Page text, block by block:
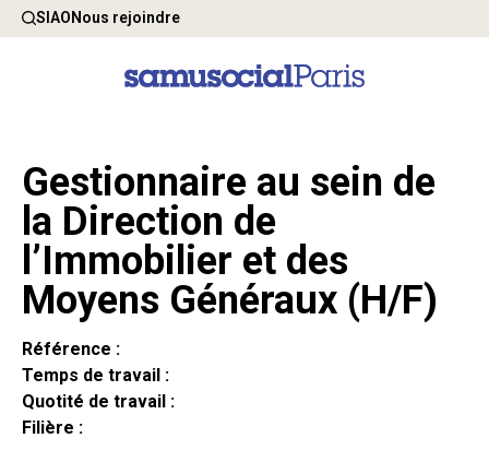
SIAONous rejoindre
Gestionnaire au sein de
la Direction de
l’Immobilier et des
Moyens Généraux (H/F)
Référence :
Temps de travail :
Quotité de travail :
Filière :